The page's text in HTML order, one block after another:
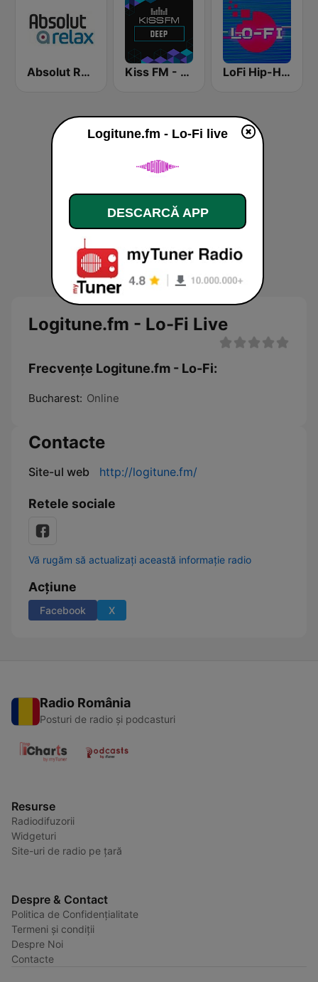
Absolut Relax Kiss FM - Deep (Кисc ФМ) LoFi Hip-Hop RadioSpinner
Logitune.fm - Lo-Fi Live
Frecvențe Logitune.fm - Lo-Fi:
Bucharest: Online
Contacte
Site-ul web http://logitune.fm/
Retele sociale
Vă rugăm să actualizați această informație radio
Acțiune
Facebook X
Radio România
Posturi de radio și podcasturi
Resurse
Radiodifuzorii
Widgeturi
Site-uri de radio pe țară
Despre & Contact
Politica de Confidențialitate
Termeni și condiții
Despre Noi
Contacte
Logitune.fm - Lo-Fi live
DESCARCĂ APP